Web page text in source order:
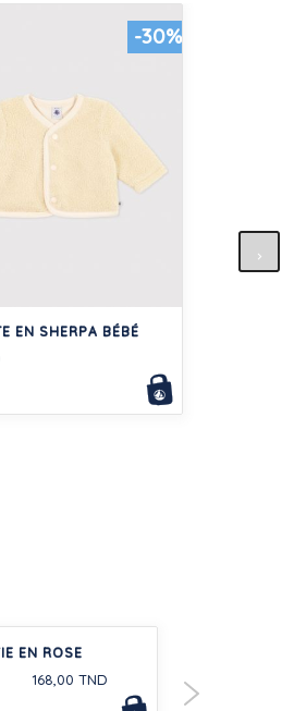
-30%
EN SHERPA BÉBÉ
EN ROSE
168,00 TND